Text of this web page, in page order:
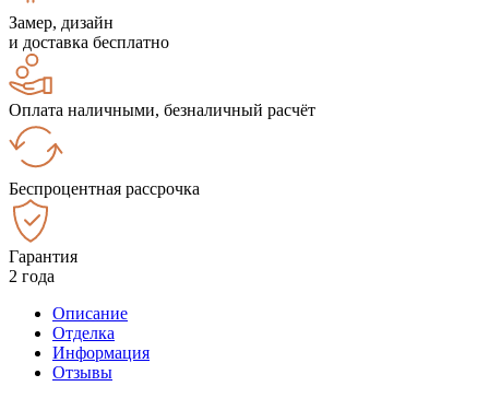
Замер, дизайн
и доставка бесплатно
Оплата наличными, безналичный расчёт
Беспроцентная рассрочка
Гарантия
2 года
Описание
Отделка
Информация
Отзывы